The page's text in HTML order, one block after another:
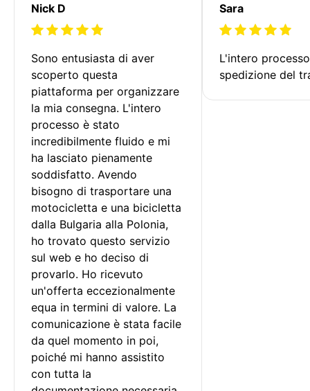
Nick D
Sono entusiasta di aver
scoperto questa
piattaforma per organizzare
la mia consegna. L'intero
processo è stato
incredibilmente fluido e mi
ha lasciato pienamente
soddisfatto. Avendo
bisogno di trasportare una
motocicletta e una bicicletta
dalla Bulgaria alla Polonia,
ho trovato questo servizio
sul web e ho deciso di
provarlo. Ho ricevuto
un'offerta eccezionalmente
equa in termini di valore. La
comunicazione è stata facile
da quel momento in poi,
poiché mi hanno assistito
con tutta la
Sara
L'intero
spedizione del